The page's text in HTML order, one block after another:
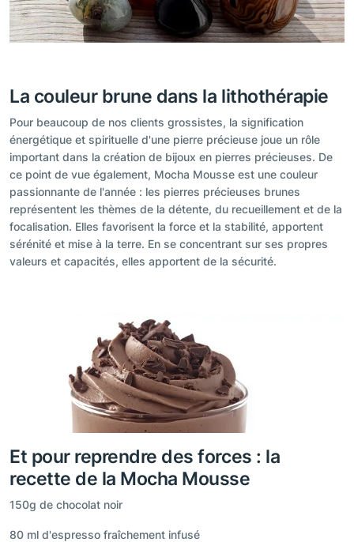
La couleur brune dans la lithothérapie
Pour beaucoup de nos clients grossistes, la signification
énergétique et spirituelle d'une pierre précieuse joue un rôle
important dans la création de bijoux en pierres précieuses. De
ce point de vue également, Mocha Mousse est une couleur
passionnante de l'année : les pierres précieuses brunes
représentent les thèmes de la détente, du recueillement et de la
focalisation. Elles favorisent la force et la stabilité, apportent
sérénité et mise à la terre. En se concentrant sur ses propres
valeurs et capacités, elles apportent de la sécurité.
Et pour reprendre des forces : la
recette de la Mocha Mousse
150g de chocolat noir
80 ml d'espresso fraîchement infusé